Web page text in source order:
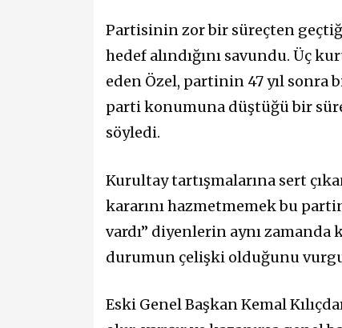
Partisinin zor bir süreçten
hedef alındığını savundu. Üç
eden Özel, partinin 47 yıl
parti konumuna düştüğü bir
söyledi.
Kurultay tartışmalarına sert
kararını hazmetmemek bu
vardı” diyenlerin aynı
durumun çelişki olduğunu
Eski Genel Başkan Kemal